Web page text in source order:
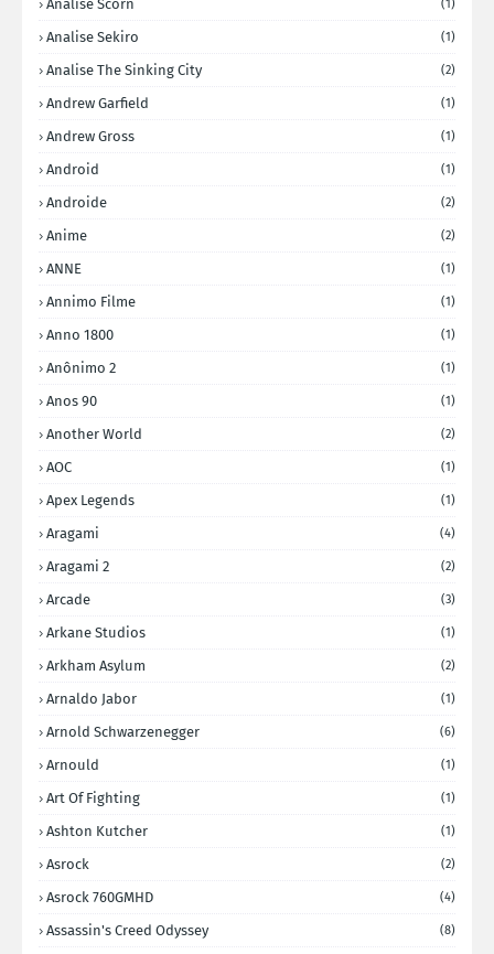
Analise Scorn (1)
Analise Sekiro (1)
Analise The Sinking City (2)
Andrew Garfield (1)
Andrew Gross (1)
Android (1)
Androide (2)
Anime (2)
ANNE (1)
Annimo Filme (1)
Anno 1800 (1)
Anônimo 2 (1)
Anos 90 (1)
Another World (2)
AOC (1)
Apex Legends (1)
Aragami (4)
Aragami 2 (2)
Arcade (3)
Arkane Studios (1)
Arkham Asylum (2)
Arnaldo Jabor (1)
Arnold Schwarzenegger (6)
Arnould (1)
Art Of Fighting (1)
Ashton Kutcher (1)
Asrock (2)
Asrock 760GMHD (4)
Assassin's Creed Odyssey (8)